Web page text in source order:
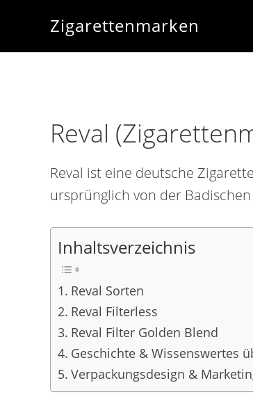
Hauptnavigation
springen
main
Fußzeile
springen
Zigarettenmarken
Reval
Reval ist eine deutsche
ursprünglich von der
Inhaltsverzeichnis
Reval Sorten
Reval Filterless
Reval Filter Golden Blend
Geschichte & Wissenswertes
Verpackungsdesign &